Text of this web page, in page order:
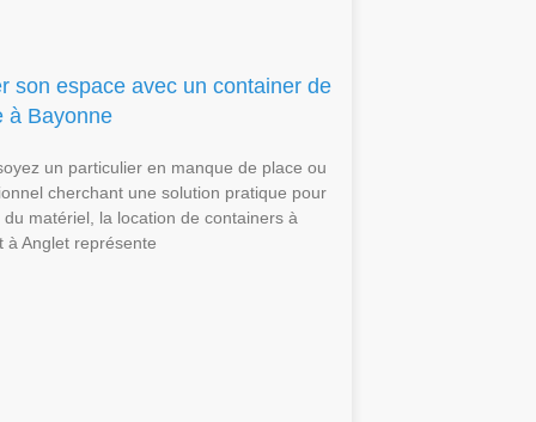
son espace avec un container de
à Bayonne
un particulier en manque de place ou
cherchant une solution pratique pour
matériel, la location de containers à
à Anglet représente